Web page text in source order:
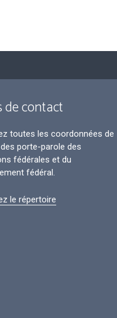
de contact
toutes les coordonnées de
porte-parole des
fédérales et du
fédéral.
le répertoire